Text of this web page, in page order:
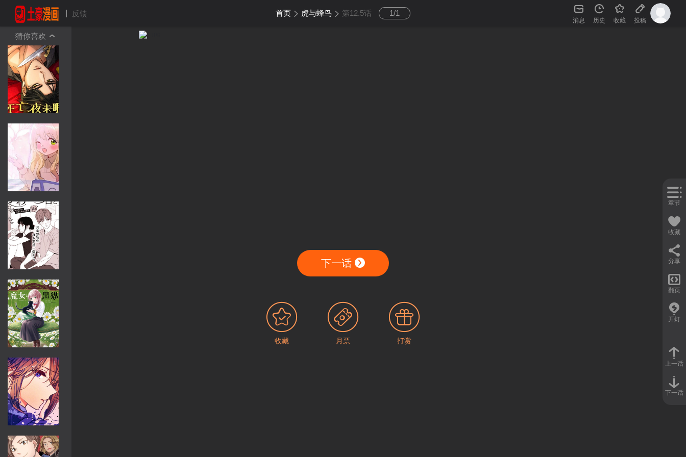
反馈 首页 虎与蜂鸟 第12.5话 1/1
消息 历史 收藏 投稿
下一话
收藏 月票 打赏
章节
收藏
分享

翻页
开灯
上一话
下一话
猜你喜欢 